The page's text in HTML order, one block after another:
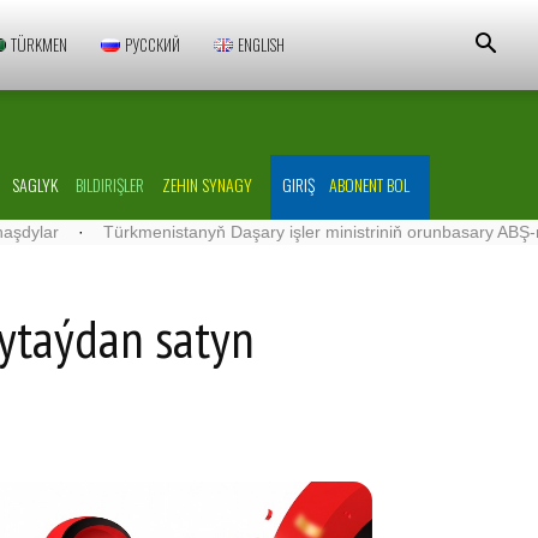
TÜRKMEN РУССКИЙ ENGLISH
SAGLYK BILDIRIŞLER ZEHIN SYNAGY GIRIŞ ABONENT BOL
· Türkmenistanyň Daşary işler ministriniň orunbasary ABŞ-nyň
satyn